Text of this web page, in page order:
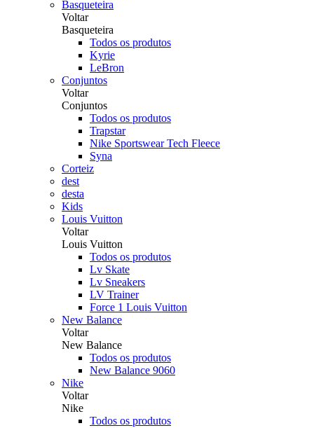
Basqueteira
Voltar
Basqueteira
Todos os produtos
Kyrie
LeBron
Conjuntos
Voltar
Conjuntos
Todos os produtos
Trapstar
Nike Sportswear Tech Fleece
Syna
Corteiz
dest
desta
Kids
Louis Vuitton
Voltar
Louis Vuitton
Todos os produtos
Lv Skate
Lv Sneakers
LV Trainer
Force 1 Louis Vuitton
New Balance
Voltar
New Balance
Todos os produtos
New Balance 9060
Nike
Voltar
Nike
Todos os produtos